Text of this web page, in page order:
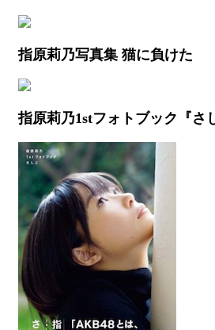
指原莉乃写真集 猫に負けた
指原莉乃1stフォトブック『さ